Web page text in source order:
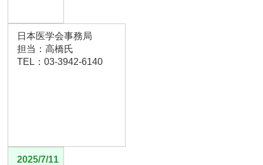
日本医学会事務局
担当：高橋氏
TEL：03-3942-6140
2025/7/11